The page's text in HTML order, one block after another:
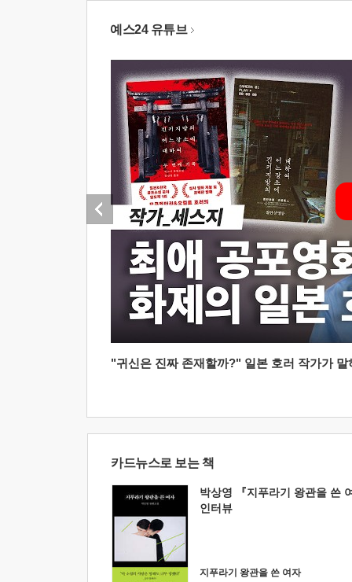
예스24 유튜브
"귀신은 진짜 존재할까?" 일본 호러 작가가
카드뉴스로 보는 책
박상영 『지푸라기 왕관을 쓴
인터뷰
지푸라기 왕관을 쓴 여자